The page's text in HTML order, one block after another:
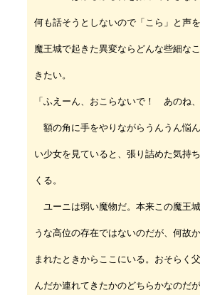
何も話そうとしないので「こら」と声
魔王城で起きた異変ならどんな些細な
きたい。
「ふえーん、おこらないで！ あのね
額の角に手をやりながらうんうん悩
い少女を見ていると、張り詰めた気持
くる。
ユーニは弱い魔物だ。本来この魔王
うな高位の存在ではないのだが、何故
まれたときからここにいる。おそらく
んだか連れてきたかのどちらかなのだ